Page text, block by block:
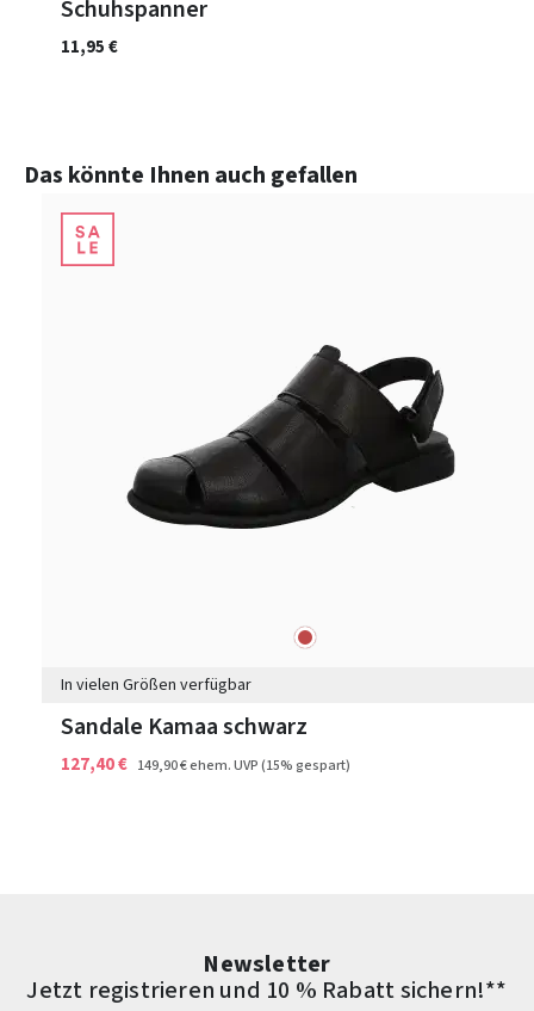
Schuhspanner
11,95 €
Produktgalerie überspringen
Das könnte Ihnen auch gefallen
rot
In vielen Größen verfügbar
Sandale Kamaa schwarz
127,40 € 149,90 €ehem. UVP(15% gespart)
Newsletter
Jetzt registrieren und 10 % Rabatt sichern!**